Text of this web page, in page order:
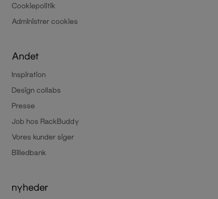
Cookiepolitik
Administrer cookies
Andet
Inspiration
Design collabs
Presse
Job hos RackBuddy
Vores kunder siger
Billedbank
nyheder